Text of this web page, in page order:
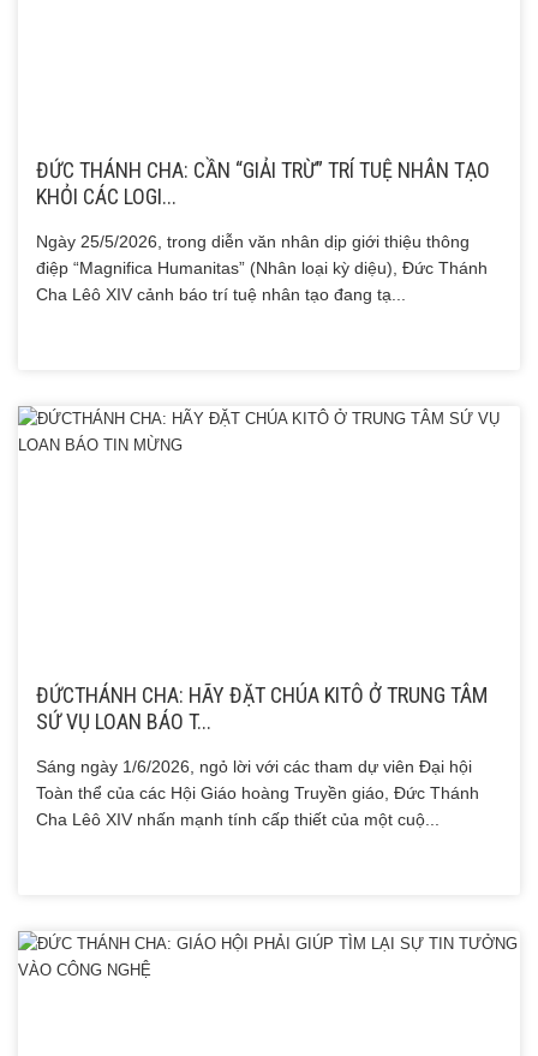
ĐỨC THÁNH CHA: CẦN “GIẢI TRỪ” TRÍ TUỆ NHÂN TẠO
KHỎI CÁC LOGI...
Ngày 25/5/2026, trong diễn văn nhân dịp giới thiệu thông
điệp “Magnifica Humanitas” (Nhân loại kỳ diệu), Đức Thánh
Cha Lêô XIV cảnh báo trí tuệ nhân tạo đang tạ...
ĐỨCTHÁNH CHA: HÃY ĐẶT CHÚA KITÔ Ở TRUNG TÂM
SỨ VỤ LOAN BÁO T...
Sáng ngày 1/6/2026, ngỏ lời với các tham dự viên Đại hội
Toàn thể của các Hội Giáo hoàng Truyền giáo, Đức Thánh
Cha Lêô XIV nhấn mạnh tính cấp thiết của một cuộ...